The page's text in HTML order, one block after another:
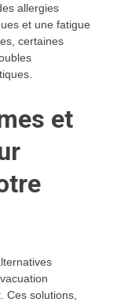
allergies
et une fatigue
certaines
et
Ces solutions,